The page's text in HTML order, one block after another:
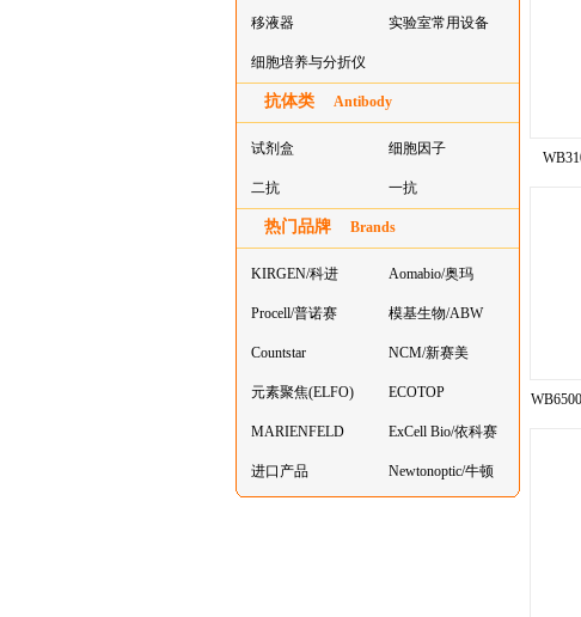
移液器 实验室常用设备
细胞培养与分折仪
器叠
抗体类 Antibody
试剂盒 细胞因子
二抗 一抗
热门品牌 Brands
KIRGEN/科进 Aomabio/奥玛
Procell/普诺赛 模基生物/ABW
Countstar NCM/新赛美
元素聚焦(ELFO) ECOTOP
MARIENFELD ExCell Bio/依科赛
进口产品 Newtonoptic/牛顿